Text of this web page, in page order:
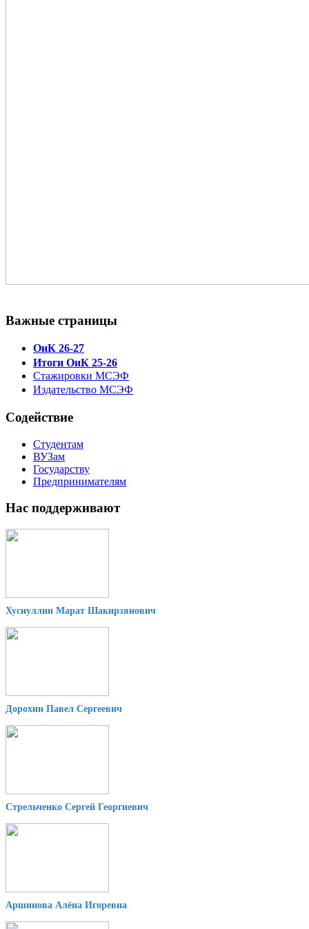
Важные страницы
ОиК 26-27
Итоги ОиК 25-26
Стажировки МСЭФ
Издательство МСЭФ
Содействие
Студентам
ВУЗам
Государству
Предпринимателям
Нас поддерживают
Хуснуллин Марат Шакирзянович
Дорохин Павел Сергеевич
Стрельченко Сергей Георгиевич
Аршинова Алёна Игоревна